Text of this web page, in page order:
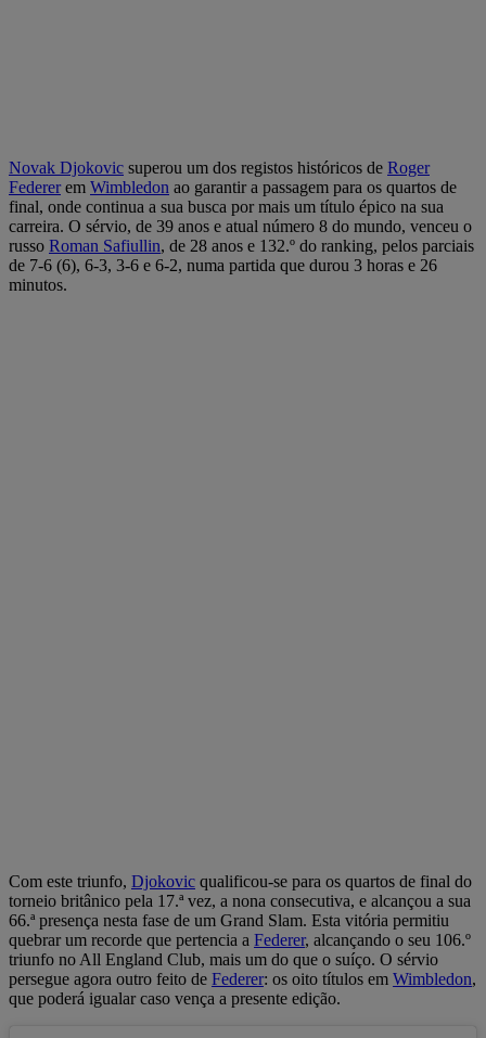
Novak Djokovic superou um dos registos históricos de Roger
Federerem Wimbledon ao garantir a passagem para os quartos de
final, onde continua a sua busca por mais um título épico na sua
carreira. O sérvio, de 39 anos e atual número 8 do mundo, venceu o
russo Roman Safiullin, de 28 anos e 132.º do ranking, pelos parciais
de 7-6 (6), 6-3, 3-6 e 6-2, numa partida que durou 3 horas e 26
minutos.
Com este triunfo, Djokovic qualificou-se para os quartos de final do
torneio britânico pela 17.ª vez, a nona consecutiva, e alcançou a sua
66.ª presença nesta fase de um Grand Slam. Esta vitória permitiu
quebrar um recorde que pertencia a Federer, alcançando o seu 106.º
triunfo no All England Club, mais um do que o suíço. O sérvio
persegue agora outro feito de Federer: os oito títulos em Wimbledon,
que poderá igualar caso vença a presente edição.